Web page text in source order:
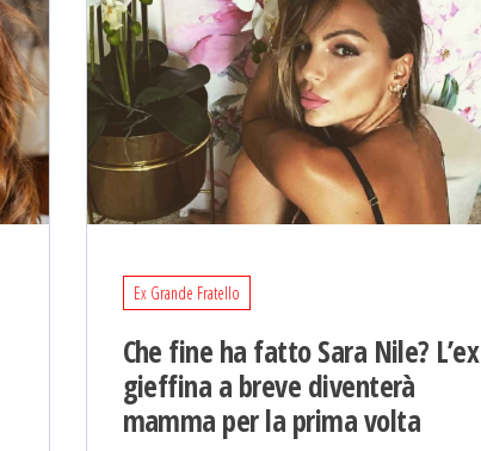
Ex Grande Fratello
Che fine ha fatto Sara Nile? L’ex
gieffina a breve diventerà
mamma per la prima volta